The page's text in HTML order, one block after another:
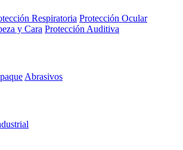
Respiratoria Protección Ocular
y Cara Protección Auditiva
Abrasivos